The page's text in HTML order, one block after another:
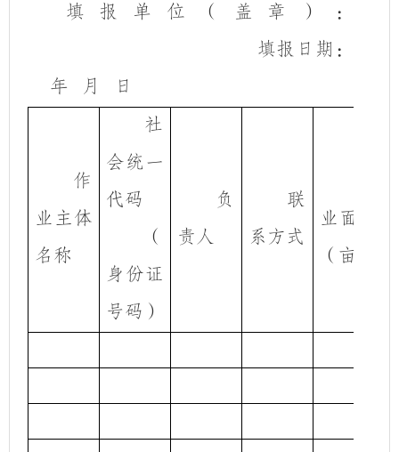
填报单位（盖章）：
填报日期：
年
月 日
作
业主体
名称
社
会统一
代码
（
身份证
号码）
负
责人
联
系方式
业面积
（亩）